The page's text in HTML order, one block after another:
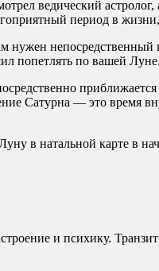
ведический
период в
попетлять по вашей Луне.
Сатурна — это время
в натальной карте в
и психику.